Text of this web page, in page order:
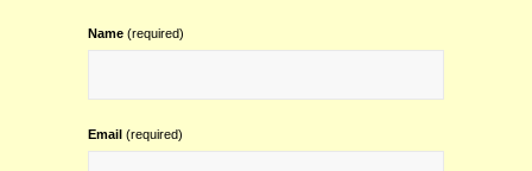
Name (required)
Email (required)